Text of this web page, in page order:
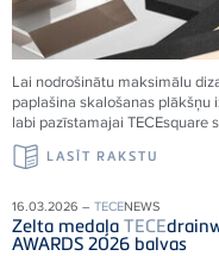
Lai nodrošinātu maksimālu
paplašina skalošanas plākšņu
labi pazīstamajai TECEsquare
LASĪT RAKSTU
16.03.2026 – TECENEWS
Zelta medaļa TECE
AWARDS 2026 balvas